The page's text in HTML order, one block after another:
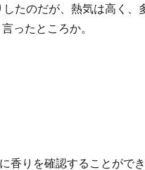
たのだが、熱気は高く、
ったところか。
香りを確認することができ